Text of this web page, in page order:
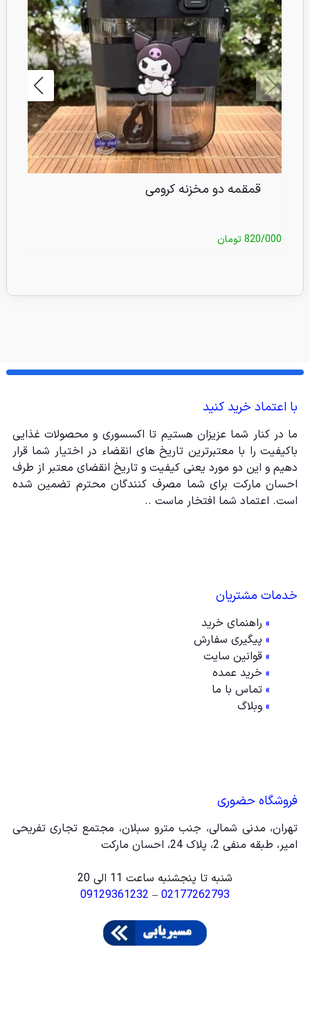
قمقمه دو مخزنه کرومی
820/000تومان
با اعتماد خرید کنید
ما در کنار شما عزیزان هستیم تا اکسسوری و محصولات غذایی
باکیفیت را با معتبرترین تاریخ های انقضاء در اختیار شما قرار
دهیم و این دو مورد یعنی کیفیت و تاریخ انقضای معتبر از طرف
احسان مارکت برای شما مصرف کنندگان محترم تضمین شده
است. اعتماد شما افتخار ماست ..
خدمات مشتریان
» راهنمای خرید
» پیگیری سفارش
» قوانین سایت
» خرید عمده
» تماس با ما
» وبلاگ
فروشگاه حضوری
تهران، مدنی شمالی، جنب مترو سبلان، مجتمع تجاری تفریحی
امیر، طبقه منفی 2، پلاک 24، احسان مارکت
شنبه تا پنجشنبه ساعت 11 الی 20
02177262793
–
09129361232